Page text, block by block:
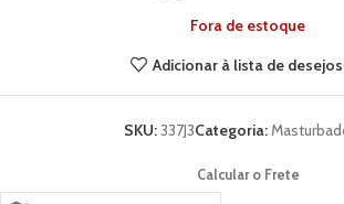
Fora de estoque
Adicionar à lista de desejos
SKU:337J3Categoria:
Calcular o Frete